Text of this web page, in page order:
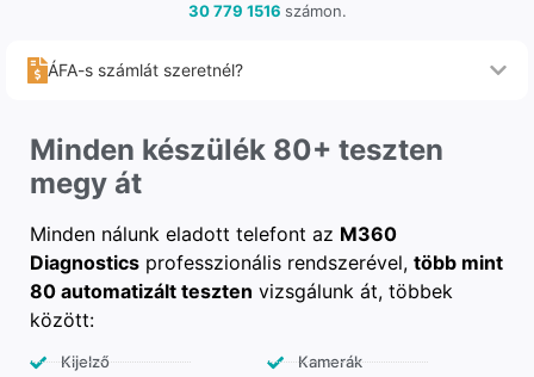
30 779 1516 számon.
ÁFA-s számlát szeretnél?
Minden készülék 80+ teszten
megy át
Minden nálunk eladott telefont az M360
Diagnostics professzionális rendszerével, több mint
80 automatizált teszten vizsgálunk át, többek
között:
Kijelző
Kamerák